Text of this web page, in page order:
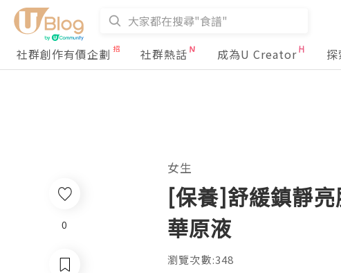
社群創作有價企劃
社群熱話 成為U Creator 探
女生
[保養]舒緩鎮靜
華原液
瀏覽次數:348
0